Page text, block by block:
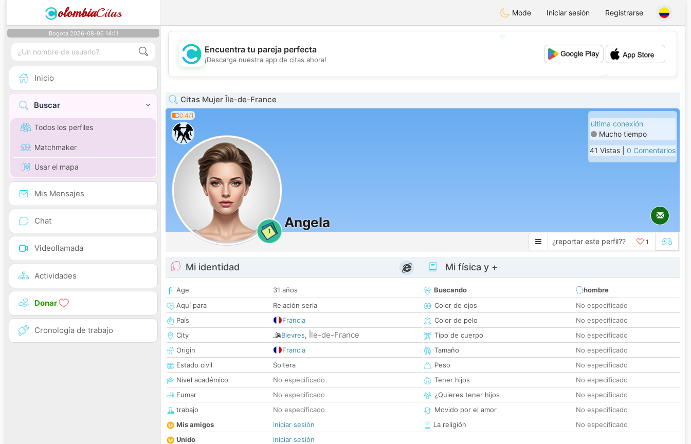
olombiaCitas Mode Iniciar sesión Registrarse
Bogota 2026-08-06 14:11
Inicio
Buscar
Todos los perfiles
Matchmaker
Usar el mapa
Mis Mensajes
Chat
Videollamada
Actividades
Donar
Cronología de trabajo
💕
Encuentra tu pareja perfecta
¡Descarga nuestra app de citas ahora!
Citas Mujer Île-de-France
0.4/1
1
Angela
última conexión
Mucho tiempo
41 Vistas | 0 Comentarios
¿reportar este perfil?? 1
Mi identidad
Age
31 años
Aquí para
Relación seria
País
Francia
City
Bievres, Île-de-France
Origin
Francia
Estado civil
Soltera
Nivel académico
No especificado
Fumar
No especificado
trabajo
No especificado
Mis amigos
Iniciar sesión
Unido
Iniciar sesión
Mi física y +
Buscando
hombre
Color de ojos
No especificado
Color de pelo
No especificado
Tipo de cuerpo
No especificado
Tamaño
No especificado
Peso
No especificado
Tener hijos
No especificado
¿Quieres tener hijos
No especificado
Movido por el amor
No especificado
La religión
No especificado